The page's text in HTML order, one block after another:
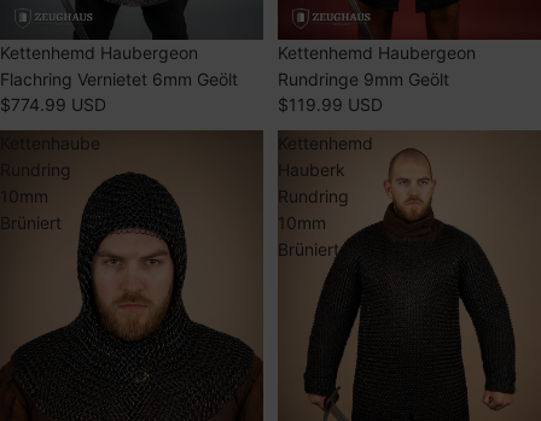
Kettenhemd Haubergeon
Flachring Vernietet 6mm Geölt
$774.99 USD
AUSVERKAUFT
Kettenhemd Haubergeon
Rundringe 9mm Geölt
$119.99 USD
Kettenhaube
Rundring
10mm
Brüniert
Kettenhemd
Hauberk
Rundring
10mm
Brüniert